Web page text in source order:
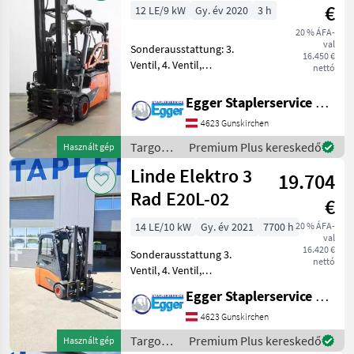
Használt gép
€
20 % ÁFA-
val
16.450 €
nettó
12 LE/9 kW Gy. év 2020 3 h
Sonderausstattung: 3.
Ventil, 4. Ventil,
Arbeitsscheinwerfer vorn,
Dachabdeckung,
Frontscheibe, Halbkabine,
Heizung, STVZO,
Vollfreihub,
Egger Staplerservice GmbH &Co KG
4623 Gunskirchen
Targoncák
és
raktártechnika
/ Linde
Premium Plus kereskedő
Használt gép
Linde Elektro 3
Rad E20L-02
19.704
€
20 % ÁFA-
val
16.420 €
nettó
14 LE/10 kW Gy. év 2021
7700 h
Sonderausstattung 3.
Ventil, 4. Ventil,
Arbeitsscheinwerfer vorn,
Dachabdeckung,
Frontscheibe, Vollkabine,
Vollfreihub, Safety Light, J
Egger Staplerservice GmbH &Co KG
4623 Gunskirchen
Targoncák
Premium Plus kereskedő